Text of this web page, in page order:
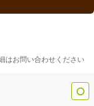
はお問い合わせください